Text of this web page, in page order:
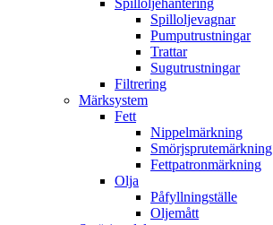
Spilloljehantering
Spilloljevagnar
Pumputrustningar
Trattar
Sugutrustningar
Filtrering
Märksystem
Fett
Nippelmärkning
Smörjsprutemärkning
Fettpatronmärkning
Olja
Påfyllningställe
Oljemått